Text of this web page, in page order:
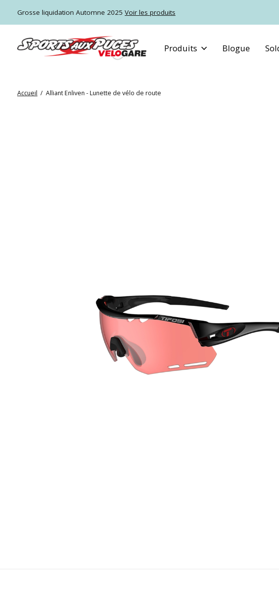
Grosse liquidation Automne 2025 Voir les produits
Produits Blogue
Accueil / Alliant Enliven - Lunette de vélo de route